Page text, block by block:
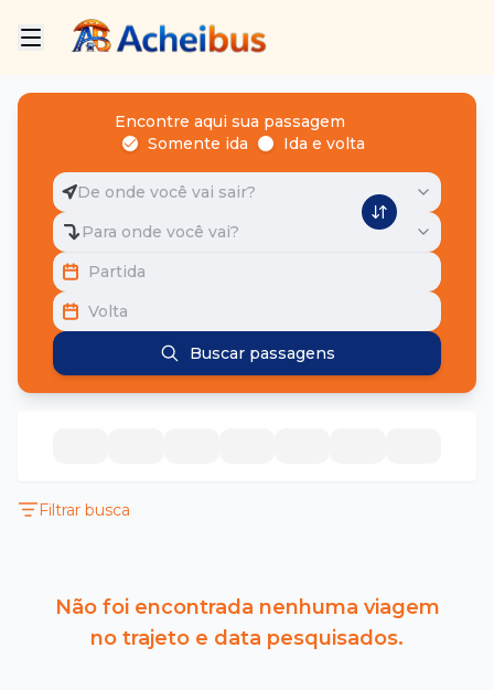
Encontre aqui sua passagem
Somente ida
Ida e volta
De onde você vai sair?
Para onde você vai?
Partida
Volta
Buscar passagens
Filtrar busca
Não foi encontrada nenhuma viagem
no trajeto e data pesquisados.